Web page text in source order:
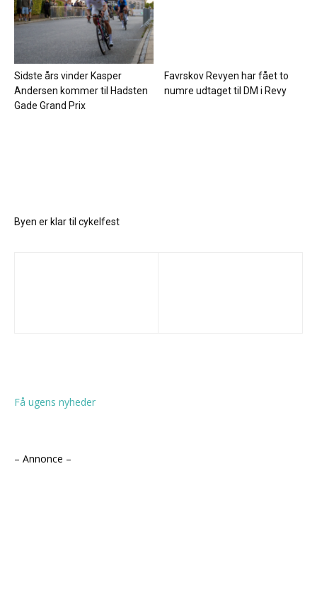
Sidste års vinder Kasper
Andersen kommer til Hadsten
Gade Grand Prix
Favrskov Revyen har fået to
numre udtaget til DM i Revy
Byen er klar til cykelfest
Få ugens nyheder
– Annonce –